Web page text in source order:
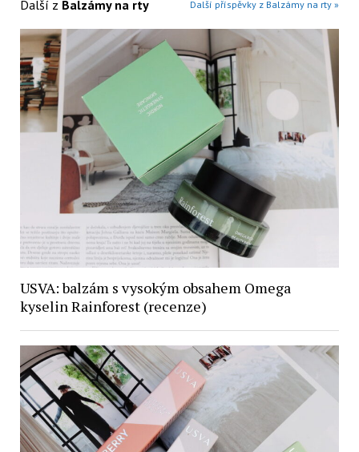
Další z Balzámy na rty Další příspěvky z Balzámy na rty »
USVA: balzám s vysokým obsahem Omega
kyselin Rainforest (recenze)